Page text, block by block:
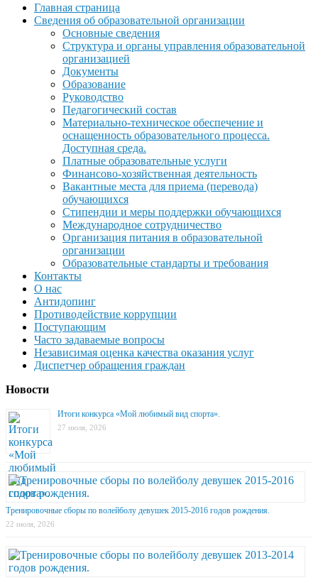
Главная страница
Сведения об образовательной организации
Основные сведения
Структура и органы управления образовательной
организацией
Документы
Образование
Руководство
Педагогический состав
Материально-техническое обеспечение и
оснащенность образовательного процесса.
Доступная среда.
Платные образовательные услуги
Финансово-хозяйственная деятельность
Вакантные места для приема (перевода)
обучающихся
Стипендии и меры поддержки обучающихся
Международное сотрудничество
Организация питания в образовательной
организации
Образовательные стандарты и требования
Контакты
О нас
Антидопинг
Противодействие коррупции
Поступающим
Часто задаваемые вопросы
Независимая оценка качества оказания услуг
Диспетчер обращения граждан
Новости
Итоги конкурса «Мой любимый вид спорта».
27 июля, 2026
Тренировочные сборы по волейболу девушек 2015-2016 годов рождения.
22 июля, 2026